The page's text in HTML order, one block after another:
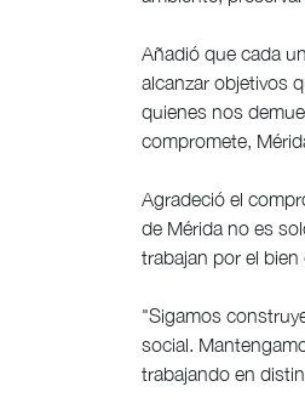
Añadió que cada
alcanzar objetivos
quienes nos
compromete,
Agradeció el
de Mérida no es
trabajan por el
"Sigamos
social.
trabajando en